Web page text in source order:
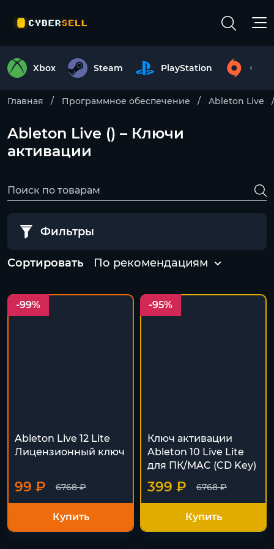
Xbox Steam PlayStation
Главная Программное обеспечение Ableton Live
Ableton Live () – Ключи
активации
Фильтры
Сортировать По рекомендациям
-99%
Ableton Live 12 Lite
Лицензионный ключ
6768 ₽
99 ₽
Купить
-95%
Ключ активации
Ableton 10 Live Lite
для ПК/MAC (CD Key)
6768 ₽
399 ₽
Купить